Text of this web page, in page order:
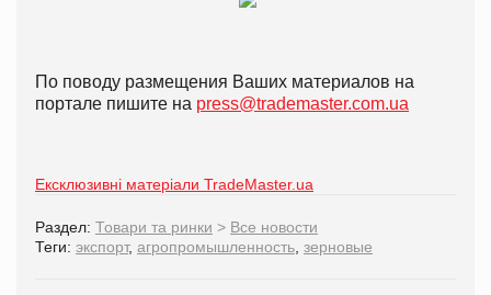
По поводу размещения Ваших материалов на
портале пишите на press@trademaster.com.ua
Ексклюзивні матеріали TradeMaster.ua
Раздел: Товари та ринки > Все новости
Теги: экспорт, агропромышленность зерновые